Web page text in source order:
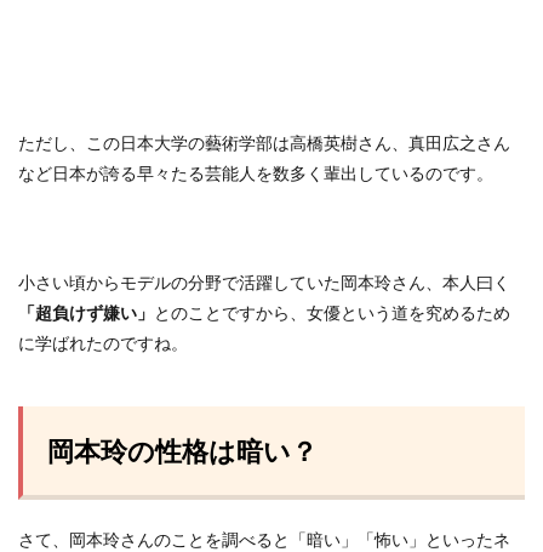
ただし、この日本大学の藝術学部は高橋英樹さん、真田広之さん
など日本が誇る早々たる芸能人を数多く輩出しているのです。
小さい頃からモデルの分野で活躍していた岡本玲さん、本人曰く
「超負けず嫌い」 とのことですから、女優という道を究めるため
に学ばれたのですね。
岡本玲の性格は暗い？
さて、岡本玲さんのことを調べると「暗い」「怖い」といったネ